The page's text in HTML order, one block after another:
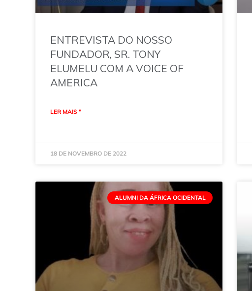
ENTREVISTA DO NOSSO
FUNDADOR, SR. TONY
ELUMELU COM A VOICE OF
AMERICA
LER MAIS "
18 DE NOVEMBRO DE 2022
ALUMNI DA ÁFRICA OCIDENTAL